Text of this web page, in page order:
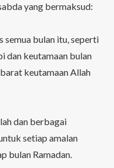
yang bermaksud:
semua bulan itu, seperti
dan keutamaan bulan
keutamaan Allah
dan berbagai
setiap amalan
bulan Ramadan.